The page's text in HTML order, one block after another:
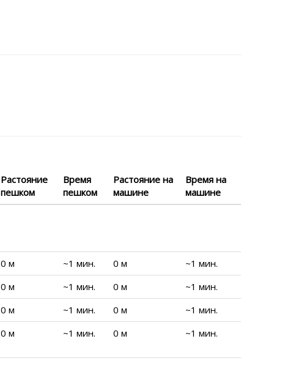
Растояние
пешком
Время
пешком
Растояние на
машине
Время на
машине
0 м ~1 мин. 0 м
~1 мин.
0 м ~1 мин. 0 м
~1 мин.
0 м ~1 мин. 0 м
~1 мин.
0 м ~1 мин. 0 м ~1 мин.